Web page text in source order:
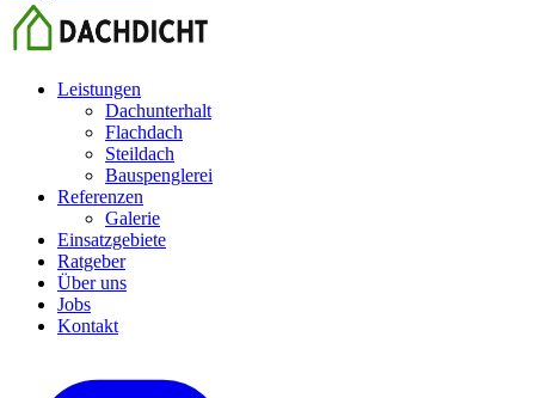
Leistungen
Dachunterhalt
Flachdach
Steildach
Bauspenglerei
Referenzen
Galerie
Einsatzgebiete
Ratgeber
Über uns
Jobs
Kontakt